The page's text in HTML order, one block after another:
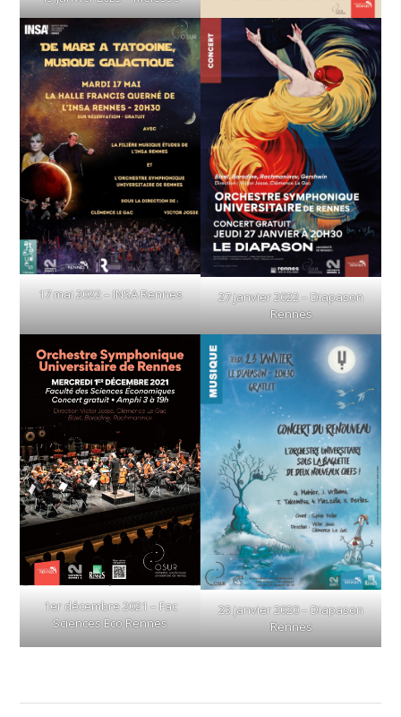
17 mai 2022 – INSA Rennes
27 janvier 2022 – Diapason
Rennes
1er décembre 2021 – Fac
Sciences Eco Rennes
23 janvier 2020 – Diapason
Rennes